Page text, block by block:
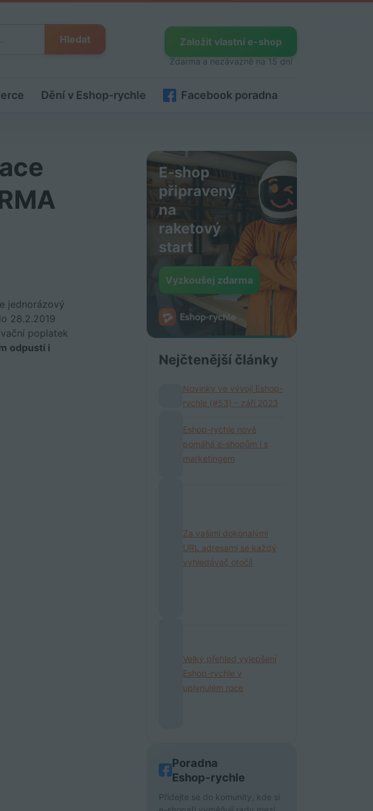
Hledat Založit vlastní e-shop
Zdarma a nezávazně na 15 dní
Dění v Eshop-rychle Facebook poradna
jednorázový
28.2.2019
poplatek
odpustí i
E-shop
připravený
na
raketový
start
Vyzkoušej zdarma
Nejčtenější články
Novinky ve vývoji Eshop-
rychle (#53) – září 2023
Eshop-rychle nově
pomáhá e-shopům i s
marketingem
Za vašimi dokonalými
URL adresami se každý
vyhledávač otočí!
Velký přehled vylepšení
Eshop-rychle v
uplynulém roce
Poradna
Eshop-rychle
Přidejte se do komunity, kde si